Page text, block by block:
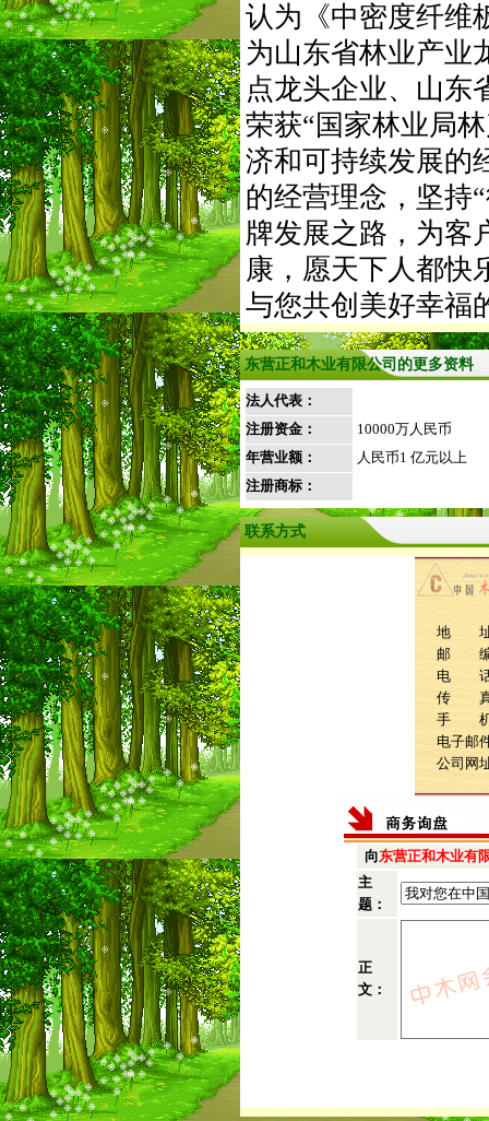
认为《中密度纤维
为山东省林业产业
点龙头企业、山东
荣获“国家林业局
济和可持续发展的
的经营理念，坚持
牌发展之路，为客
康，愿天下人都快
与您共创美好幸福
东营正和木业有限公司的更多资料
法人代表：
注册资金：
10000万人民币
年营业额：
人民币1 亿元以上
注册商标：
联系方式
地 址
邮 编
电 话
传 真
手 机
电子邮
公司网
向东营正和木业有
主
题：
正
文：